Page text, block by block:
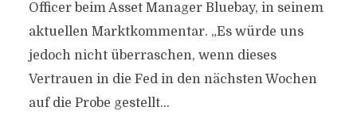
Officer beim Asset Manager Bluebay, in seinem
aktuellen Marktkommentar. „Es würde uns
jedoch nicht überraschen, wenn dieses
Vertrauen in die Fed in den nächsten Wochen
auf die Probe gestellt...